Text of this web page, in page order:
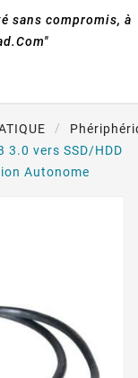
sans compromis, à
3.0 vers SSD/HDD
Autonome